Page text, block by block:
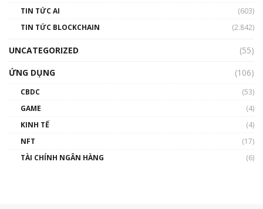
TIN TỨC AI
(603)
TIN TỨC BLOCKCHAIN
(2.842)
UNCATEGORIZED
(55)
ỨNG DỤNG
(106)
CBDC
(53)
GAME
(4)
KINH TẾ
(4)
NFT
(17)
TÀI CHÍNH NGÂN HÀNG
(6)